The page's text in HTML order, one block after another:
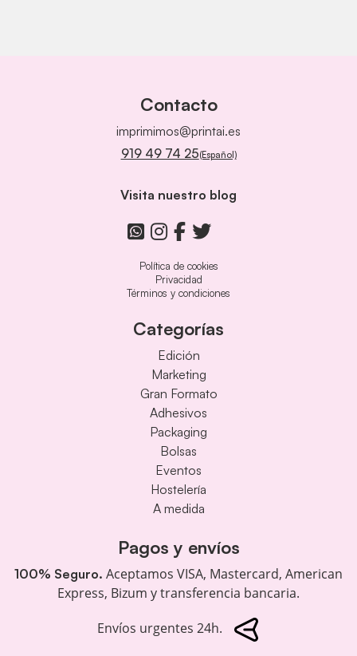
Contacto
imprimimos@printai.es
919 49 74 25(Español)
Visita nuestro blog
Política de cookies
Privacidad
Términos y condiciones
Categorías
Edición
Marketing
Gran Formato
Adhesivos
Packaging
Bolsas
Eventos
Hostelería
A medida
Pagos y envíos
100% Seguro. Aceptamos VISA, Mastercard, American
Express, Bizum y transferencia bancaria.
Envíos urgentes 24h.